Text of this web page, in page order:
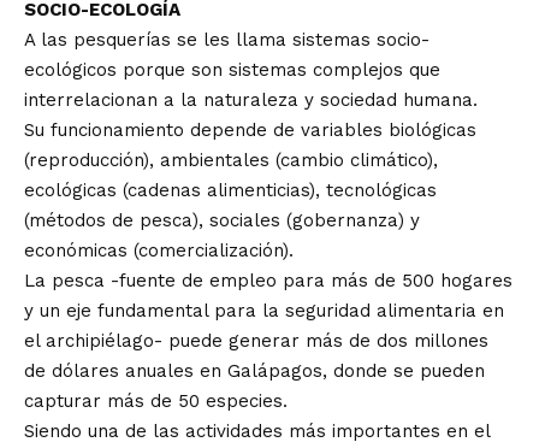
SOCIO-ECOLOGÍA
A las pesquerías se les llama sistemas socio-
ecológicos porque son sistemas complejos que
interrelacionan a la naturaleza y sociedad humana.
Su funcionamiento depende de variables biológicas
(reproducción), ambientales (cambio climático),
ecológicas (cadenas alimenticias), tecnológicas
(métodos de pesca), sociales (gobernanza) y
económicas (comercialización).
La pesca -fuente de empleo para más de 500 hogares
y un eje fundamental para la seguridad alimentaria en
el archipiélago- puede generar más de dos millones
de dólares anuales en Galápagos, donde se pueden
capturar más de 50 especies.
Siendo una de las actividades más importantes en el